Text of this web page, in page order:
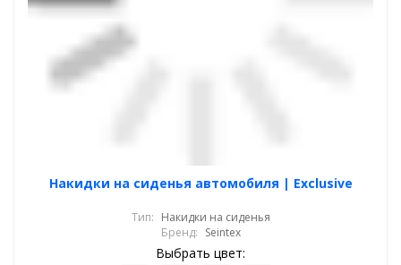
Накидки на сиденья автомобиля | Exclusive
Тип: Накидки на сиденья
Бренд: Seintex
Выбрать цвет: